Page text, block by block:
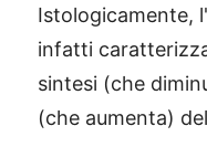
Istologicamente,
infatti
sintesi (che
(che aumenta)